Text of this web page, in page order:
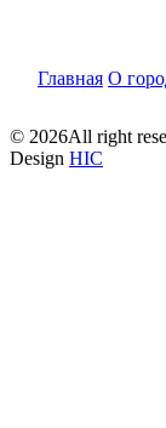
Главная О
© 2026All right
Design HIC